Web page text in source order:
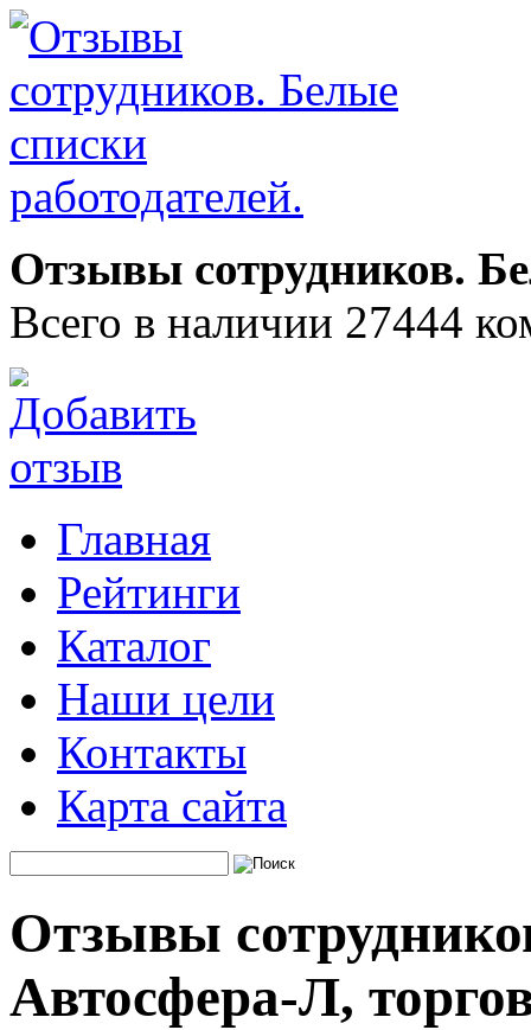
Отзывы сотрудников.
Всего в наличии 27444
Главная
Рейтинги
Каталог
Наши цели
Контакты
Карта сайта
Отзывы
Автосфера-Л,